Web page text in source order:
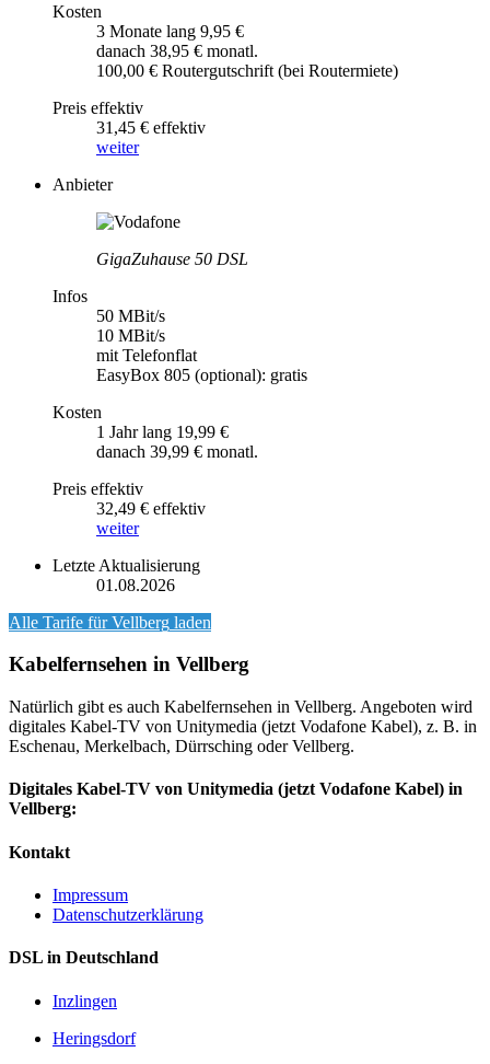
Kosten
3 Monate lang 9,95 €
danach 38,95 € monatl.
100,00 € Routergutschrift (bei Routermiete)
Preis effektiv
31,45 € effektiv
weiter
Anbieter
GigaZuhause 50 DSL
Infos
50 MBit/s
10 MBit/s
mit Telefonflat
EasyBox 805 (optional): gratis
Kosten
1 Jahr lang 19,99 €
danach 39,99 € monatl.
Preis effektiv
32,49 € effektiv
weiter
Letzte Aktualisierung
01.08.2026
Alle Tarife fürVellberg laden
Kabelfernsehen in Vellberg
Natürlich gibt es auch Kabelfernsehen in Vellberg. Angeboten wird
digitales Kabel-TV von Unitymedia (jetzt Vodafone Kabel), z. B. in
Eschenau, Merkelbach, Dürrsching oder Vellberg.
Digitales Kabel-TV von Unitymedia (jetzt Vodafone Kabel) in
Vellberg:
Kontakt
Impressum
Datenschutzerklärung
DSL in Deutschland
Inzlingen
Heringsdorf